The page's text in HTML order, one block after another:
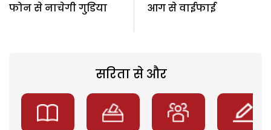
फोन से नाचेगी गुडि़या
आग से वाईफाई
सरिता से और